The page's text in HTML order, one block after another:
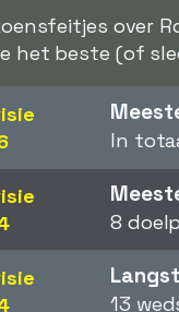
over
het beste (of
In
8
13